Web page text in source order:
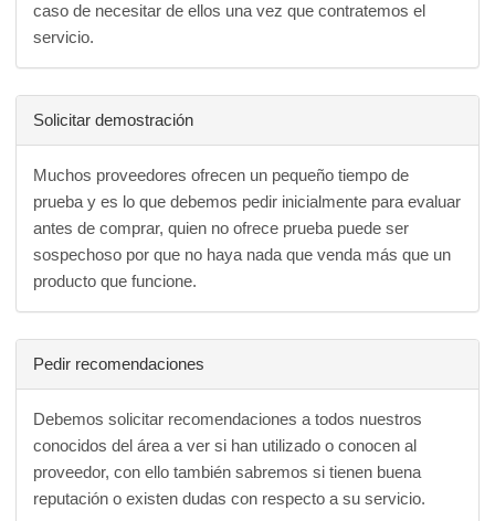
caso de necesitar de ellos una vez que contratemos el
servicio.
Solicitar demostración
Muchos proveedores ofrecen un pequeño tiempo de
prueba y es lo que debemos pedir inicialmente para evaluar
antes de comprar, quien no ofrece prueba puede ser
sospechoso por que no haya nada que venda más que un
producto que funcione.
Pedir recomendaciones
Debemos solicitar recomendaciones a todos nuestros
conocidos del área a ver si han utilizado o conocen al
proveedor, con ello también sabremos si tienen buena
reputación o existen dudas con respecto a su servicio.